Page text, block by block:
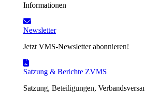
Informationen
Newsletter
Jetzt VMS-Newsletter abonnieren!
Satzung & Berichte ZVMS
Satzung, Beteiligungen,